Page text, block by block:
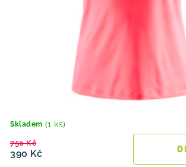
Skladem (1 ks)
390 Kč
750 Kč